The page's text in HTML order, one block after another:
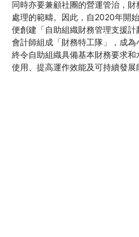
同時亦要兼顧社團的營運管治，
處理的範疇。因此，自2020年開
便創建「自助組織財務管理支援
會計師組成「財務特工隊」，成
終令自助組織具備基本財務要求
使用、提高運作效能及可持續發展